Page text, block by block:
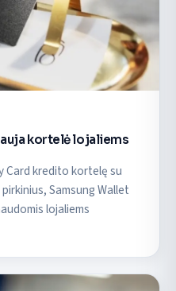
kortelė lojaliems
Card kredito kortelę su
Samsung Wallet
lojaliems